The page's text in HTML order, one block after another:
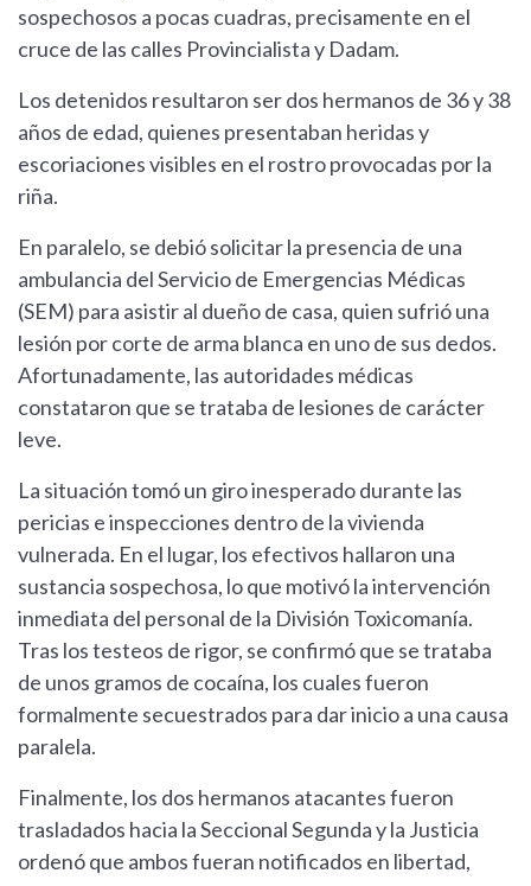
sospechosos a pocas cuadras, precisamente en el
cruce de las calles Provincialista y Dadam.
Los detenidos resultaron ser dos hermanos de 36 y 38
años de edad, quienes presentaban heridas y
escoriaciones visibles en el rostro provocadas por la
riña.
En paralelo, se debió solicitar la presencia de una
ambulancia del Servicio de Emergencias Médicas
(SEM) para asistir al dueño de casa, quien sufrió una
lesión por corte de arma blanca en uno de sus dedos.
Afortunadamente, las autoridades médicas
constataron que se trataba de lesiones de carácter
leve.
La situación tomó un giro inesperado durante las
pericias e inspecciones dentro de la vivienda
vulnerada. En el lugar, los efectivos hallaron una
sustancia sospechosa, lo que motivó la intervención
inmediata del personal de la División Toxicomanía.
Tras los testeos de rigor, se confirmó que se trataba
de unos gramos de cocaína, los cuales fueron
formalmente secuestrados para dar inicio a una causa
paralela.
Finalmente, los dos hermanos atacantes fueron
trasladados hacia la Seccional Segunda y la Justicia
ordenó que ambos fueran notificados en libertad,